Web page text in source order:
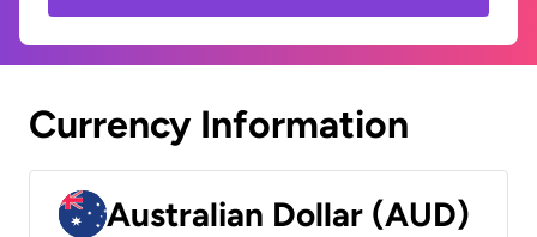
Currency Information
Australian Dollar (AUD)